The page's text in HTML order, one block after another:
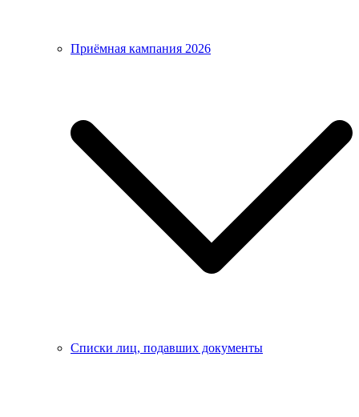
Приёмная кампания 2026
Списки лиц, подавших документы